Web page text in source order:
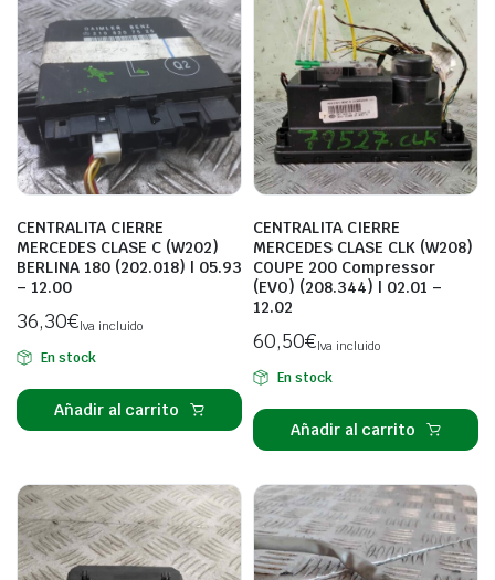
CENTRALITA CIERRE
MERCEDES CLASE C (W202)
BERLINA 180 (202.018) | 05.93
– 12.00
36,30€Iva incluido
En stock
Añadir al carrito
CENTRALITA CIERRE
MERCEDES CLASE CLK (W208)
COUPE 200 Compressor
(EVO) (208.344) | 02.01 –
12.02
60,50€Iva incluido
En stock
Añadir al carrito